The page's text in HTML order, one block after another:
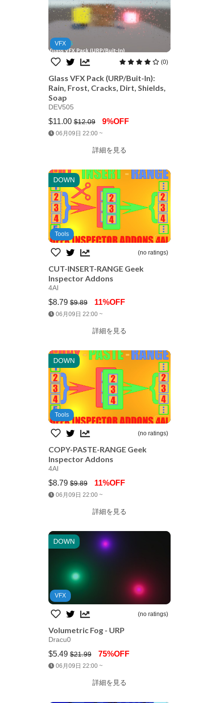
VFX
(0)
Glass VFX Pack (URP/Buit-In):
Rain, Frost, Cracks, Dirt, Shields,
Soap
DEV505
$11.00 $12.09 9%OFF
06月09日 22:00 ~
詳細を見る
DOWN
Jump AssetStore
Tools
(no ratings)
CUT-INSERT-RANGE Geek
Inspector Addons
4AI
$8.79 $9.89 11%OFF
06月09日 22:00 ~
詳細を見る
DOWN
Jump AssetStore
Tools
(no ratings)
COPY-PASTE-RANGE Geek
Inspector Addons
4AI
$8.79 $9.89 11%OFF
06月09日 22:00 ~
詳細を見る
DOWN
Jump AssetStore
VFX
(no ratings)
Volumetric Fog - URP
Dracu0
$5.49 $21.99 75%OFF
06月09日 22:00 ~
詳細を見る
Jump AssetStore